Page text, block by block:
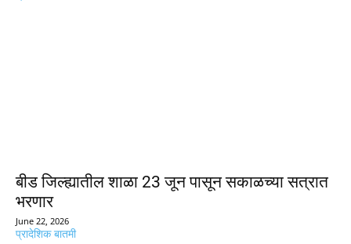
बीड जिल्ह्यातील शाळा 23 जून पासून सकाळच्या सत्रात
भरणार
June 22, 2026
प्रादेशिक बातमी